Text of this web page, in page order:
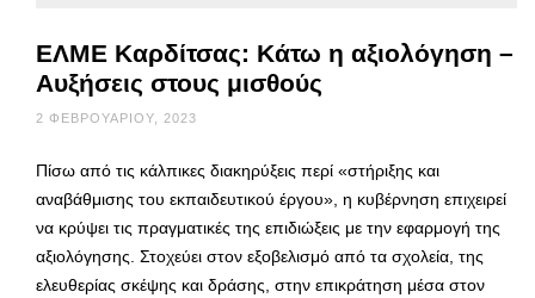
ΕΛΜΕ Καρδίτσας: Κάτω η αξιολόγηση –
Αυξήσεις στους μισθούς
2 ΦΕΒΡΟΥΑΡΊΟΥ, 2023
Πίσω από τις κάλπικες διακηρύξεις περί «στήριξης και
αναβάθμισης του εκπαιδευτικού έργου», η κυβέρνηση επιχειρεί
να κρύψει τις πραγματικές της επιδιώξεις με την εφαρμογή της
αξιολόγησης. Στοχεύει στον εξοβελισμό από τα σχολεία, της
ελευθερίας σκέψης και δράσης, στην επικράτηση μέσα στον